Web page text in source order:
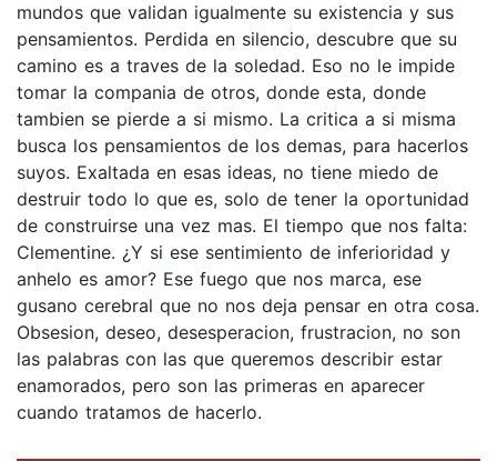
mundos que validan igualmente su existencia y sus
pensamientos. Perdida en silencio, descubre que su
camino es a traves de la soledad. Eso no le impide
tomar la compania de otros, donde esta, donde
tambien se pierde a si mismo. La critica a si misma
busca los pensamientos de los demas, para hacerlos
suyos. Exaltada en esas ideas, no tiene miedo de
destruir todo lo que es, solo de tener la oportunidad
de construirse una vez mas. El tiempo que nos falta:
Clementine. ¿Y si ese sentimiento de inferioridad y
anhelo es amor? Ese fuego que nos marca, ese
gusano cerebral que no nos deja pensar en otra cosa.
Obsesion, deseo, desesperacion, frustracion, no son
las palabras con las que queremos describir estar
enamorados, pero son las primeras en aparecer
cuando tratamos de hacerlo.